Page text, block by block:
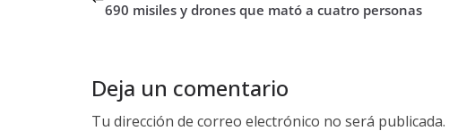
690 misiles y drones que mató a cuatro personas
Deja un comentario
Tu dirección de correo electrónico no será publicada.